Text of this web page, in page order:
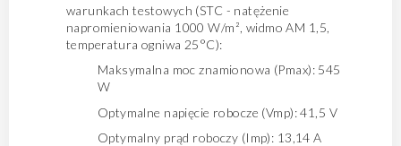
warunkach testowych (STC - natężenie
napromieniowania 1000 W/m², widmo AM 1,5,
temperatura ogniwa 25°C):
Maksymalna moc znamionowa (Pmax): 545
W
Optymalne napięcie robocze (Vmp): 41,5 V
Optymalny prąd roboczy (Imp): 13,14 A